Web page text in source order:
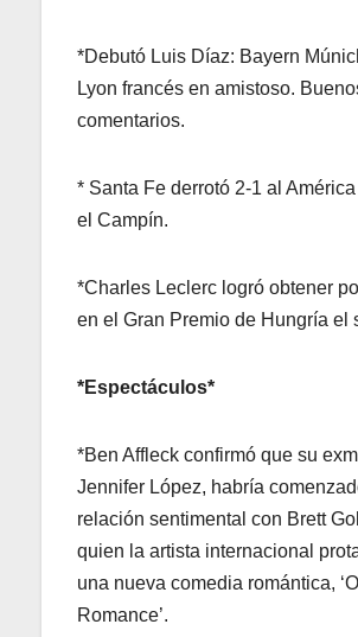
*Debutó Luis Díaz: Bayern
Lyon francés en amistoso.
comentarios.
* Santa Fe derrotó 2-1 al
el Campín.
*Charles Leclerc logró obtener
en el Gran Premio de Hungría el
*Espectáculos*
*Ben Affleck confirmó que su
Jennifer López, habría
relación sentimental con Brett
quien la artista internacional
una nueva comedia romántica,
Romance’.